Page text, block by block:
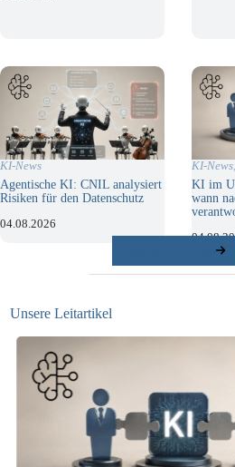
KI-News
Agentische KI: CNIL analysiert
Risiken für den Datenschutz
04.08.2026
KI-News
KI im
wann
Unsere Leitartikel